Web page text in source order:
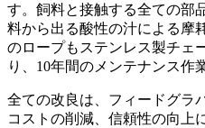
す。飼料と接触する全ての部
料から出る酸性の汁による摩
のロープもステンレス製チェ
り、10年間のメンテナンス作
全ての改良は、フィードグラ
コストの削減、信頼性の向上